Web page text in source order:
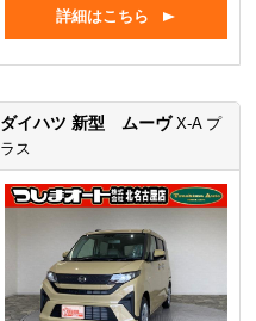
詳細はこちら
ダイハツ 新型 ムーヴX-A プ
ラス